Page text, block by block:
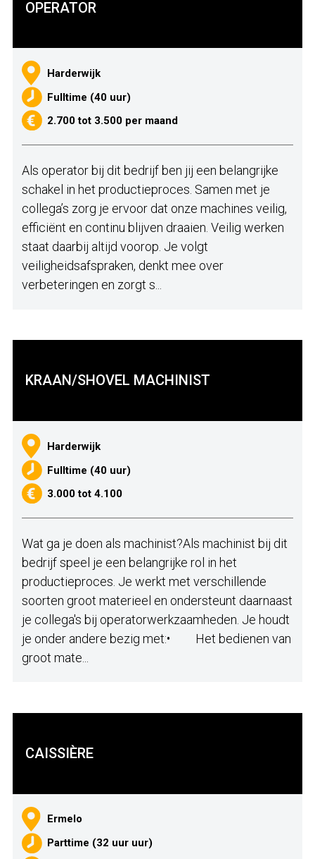
OPERATOR
Harderwijk
Fulltime (40 uur)
2.700 tot 3.500 per maand
Als operator bij dit bedrijf ben jij een belangrijke
schakel in het productieproces. Samen met je
collega’s zorg je ervoor dat onze machines veilig,
efficiënt en continu blijven draaien. Veilig werken
staat daarbij altijd voorop. Je volgt
veiligheidsafspraken, denkt mee over
verbeteringen en zorgt s...
KRAAN/SHOVEL MACHINIST
Harderwijk
Fulltime (40 uur)
3.000 tot 4.100
Wat ga je doen als machinist?Als machinist bij dit
bedrijf speel je een belangrijke rol in het
productieproces. Je werkt met verschillende
soorten groot materieel en ondersteunt daarnaast
je collega's bij operatorwerkzaamheden. Je houdt
je onder andere bezig met:• Het bedienen van
groot mate...
CAISSIÈRE
Ermelo
Parttime (32 uur uur)